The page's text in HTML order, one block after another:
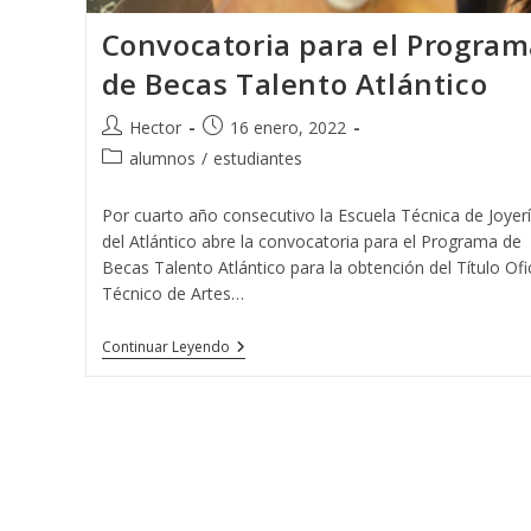
Convocatoria para el
de Becas Talento Atlántico
Autor
de
Hector
Publicación
de
16 enero, 2022
Categoría
la
entrada:
alumnos / estudiantes
Por cuarto año consecutivo la Escuela Técnica de
del Atlántico abre la convocatoria para el Programa de
Becas Talento Atlántico para la obtención del Título
Técnico de Artes…
Continuar LeyendoConvocatoria
Para